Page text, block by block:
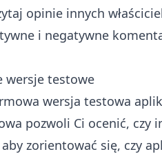
opinie innych
i negatywne
wersje testowe
wersja testowa
pozwoli Ci ocenić, czy
zorientować się, czy